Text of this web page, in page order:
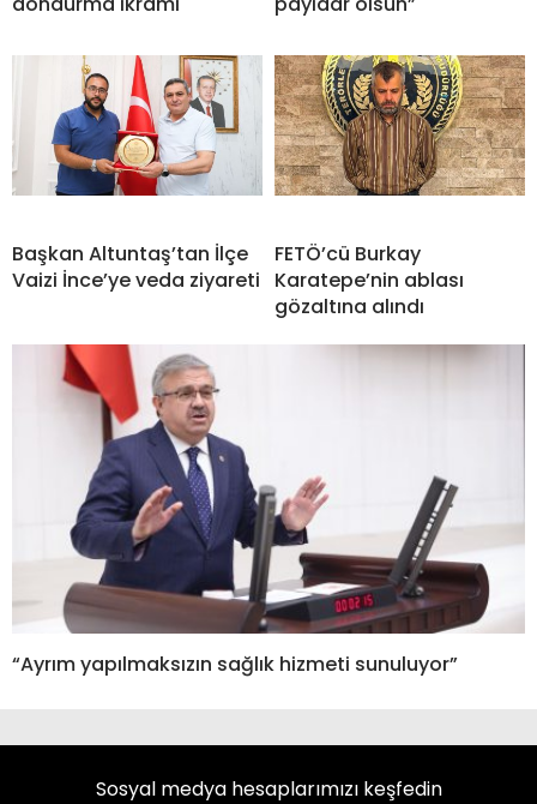
Başkan Altuntaş’tan İlçe
Vaizi İnce’ye veda ziyareti
FETÖ’cü Burkay
Karatepe’nin ablası
gözaltına alındı
“Ayrım yapılmaksızın sağlık hizmeti sunuluyor”
Sosyal medya hesaplarımızı keşfedin